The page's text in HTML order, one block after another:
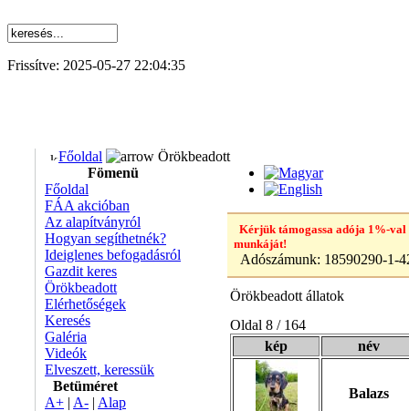
Frissítve: 2025-05-27 22:04:35
Főoldal
Örökbeadott
Fömenü
Főoldal
FÁA akcióban
Az alapítványról
Hogyan segíthetnék?
Ideiglenes befogadásról
Gazdit keres
Örökbeadott
Elérhetőségek
Keresés
Galéria
Videók
Elveszett, keressük
Betüméret
A+ | A- | Alap
Kérjük támogassa adója 1%-
munkáját!
Adószámunk: 18590290-1-
Örökbeadott állatok
Oldal 8 / 164
kép
név
Balazs